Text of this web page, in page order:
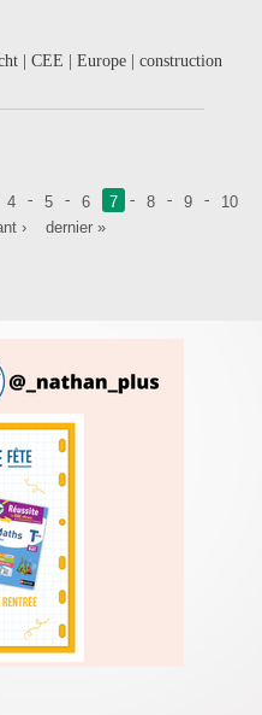
| CEE | Europe | construction
4 5 6 7 8 9
10
› dernier »